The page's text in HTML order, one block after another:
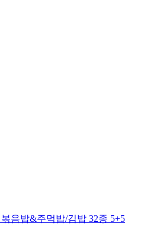
음밥&주먹밥/김밥 32종 5+5